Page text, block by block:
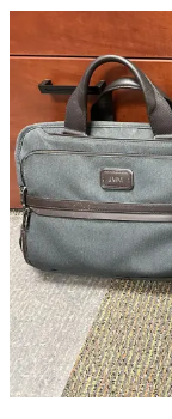
Tumi Alpha 3
Tumi Alpha 3 çanta
algısı ve
dayanıklı, lacivert
değerlendiriliyor.
Tumi'nin Eski
Dayanıklılık ve
Tumi'nin eski laptop
açıdan yeni
modelleri uzun
ediyor.